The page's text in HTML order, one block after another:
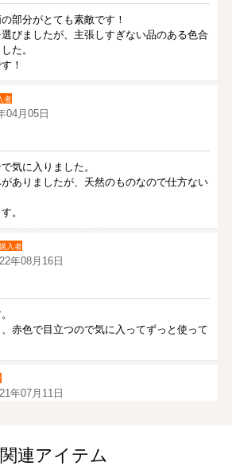
部分がとても素敵です！
びましたが、主張しすぎない品のある色合
た。
！
者
04月05日
気に入りました。
ありましたが、天然のものなので仕方ない
。
入者
年08月16日
赤色で目立つので気に入ってずっと使って
年07月11日
にと、好きな色を選んでもらい購入しまし
関連アイテム